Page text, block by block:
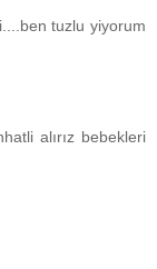
tuzlu yiyorum
alırız bebekleri